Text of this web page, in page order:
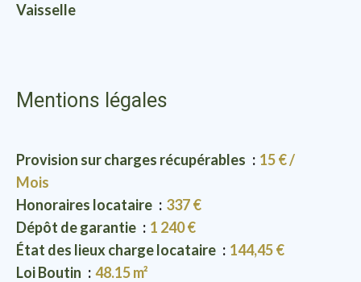
Vaisselle
Mentions légales
Provision sur charges récupérables
15 € /
Mois
Honoraires locataire
337 €
Dépôt de garantie
1 240 €
État des lieux charge locataire
144,45 €
Loi Boutin
48.15 m²